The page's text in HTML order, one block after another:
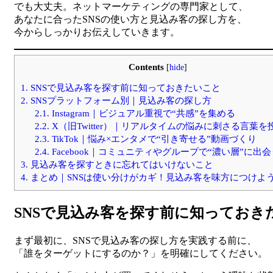
でも大丈夫。ネットマーケティングの専門家として、
あなたに合ったSNSの使い方と見込み客の探し方を、
今からしっかりお伝えしていきます。
Contents [hide]
1. SNSで見込み客を探す前に知っておきたいこと
2. SNSプラットフォーム別｜見込み客の探し方
2.1. Instagram｜ビジュアル重視で“共感”を集める
2.2. X（旧Twitter）｜リアルタイムの悩みに刺さる言葉を
2.3. TikTok｜悩み×エンタメで“引き寄せる”動画づくり
2.4. Facebook｜コミュニティやグループで“濃い層”に出会
3. 見込み客を探すときに忘れてはいけないこと
4. まとめ｜SNSは使い分けがカギ！見込み客を味方につけよう
SNSで見込み客を探す前に知っておき
まず最初に、SNSで見込み客の探し方を実践する前に、
「誰をターゲットにするのか？」を明確にしてください。